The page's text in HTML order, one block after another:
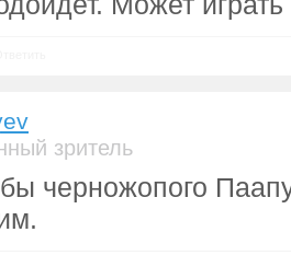
зритель
черножопого